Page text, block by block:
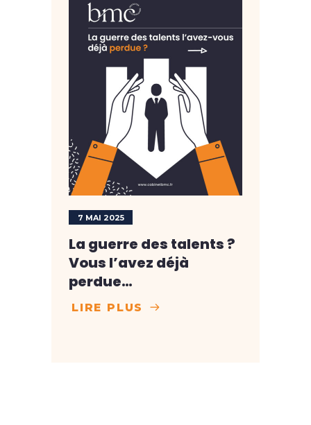
7 MAI 2025
La guerre des talents ?
Vous l’avez déjà
perdue…
LIRE PLUS